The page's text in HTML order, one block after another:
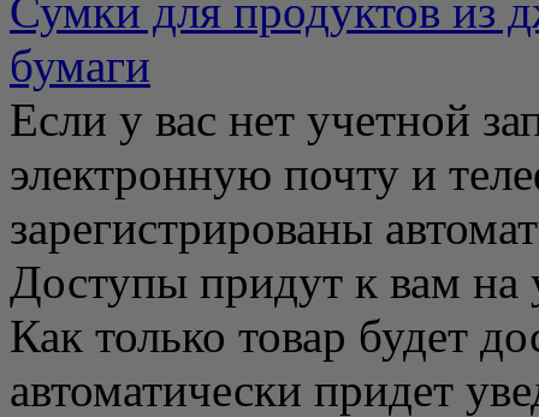
Сумки для продуктов из
бумаги
Eсли у вас нет учетной
электронную почту и
зарегистрированы
Доступы придут к вам на
Как только товар будет
автоматически придет